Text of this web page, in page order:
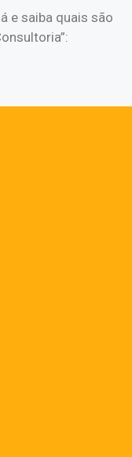
e saiba quais são